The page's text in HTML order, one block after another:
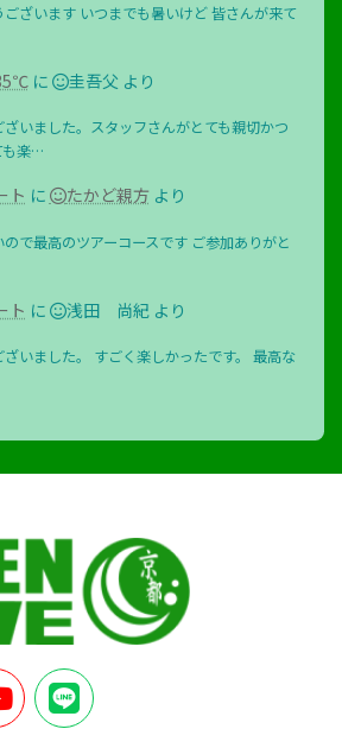
ざいます いつまでも暑いけど 皆さんが来て
に 圭吾父 より
いました。スタッフさんがとても親切かつ
も楽…
ト に たかど親方より
で最高のツアーコースです ご参加ありがと
ト に 浅田 尚紀より
いました。 すごく楽しかったです。 最高な